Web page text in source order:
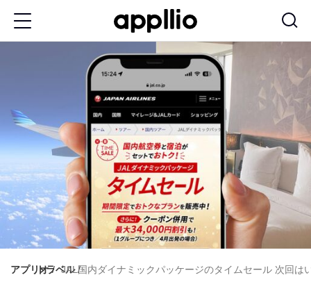
に
移
動
アプリオトラベルJAL国内ダイナミックパッケージのタイムセール 次回